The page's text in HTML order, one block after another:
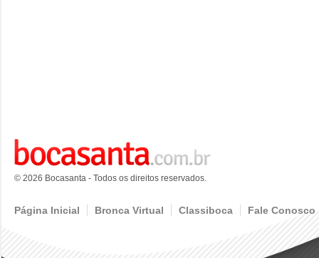
© 2026 Bocasanta - Todos os direitos reservados.
Página Inicial Bronca Virtual Classiboca Fale Conosco